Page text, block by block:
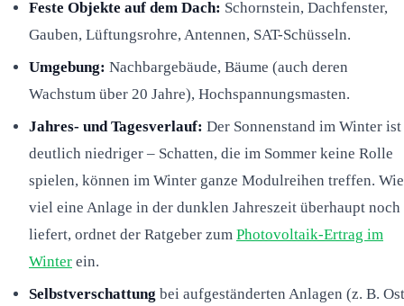
Feste Objekte auf dem Dach: Schornstein, Dachfenster,
Gauben, Lüftungsrohre, Antennen, SAT-Schüsseln.
Umgebung: Nachbargebäude, Bäume (auch deren
Wachstum über 20 Jahre), Hochspannungsmasten.
Jahres- und Tagesverlauf: Der Sonnenstand im Winter ist
deutlich niedriger – Schatten, die im Sommer keine Rolle
spielen, können im Winter ganze Modulreihen treffen. Wie
viel eine Anlage in der dunklen Jahreszeit überhaupt noch
liefert, ordnet der Ratgeber zum Photovoltaik-Ertrag im
Winter ein.
Selbstverschattung bei aufgeständerten Anlagen (z. B.